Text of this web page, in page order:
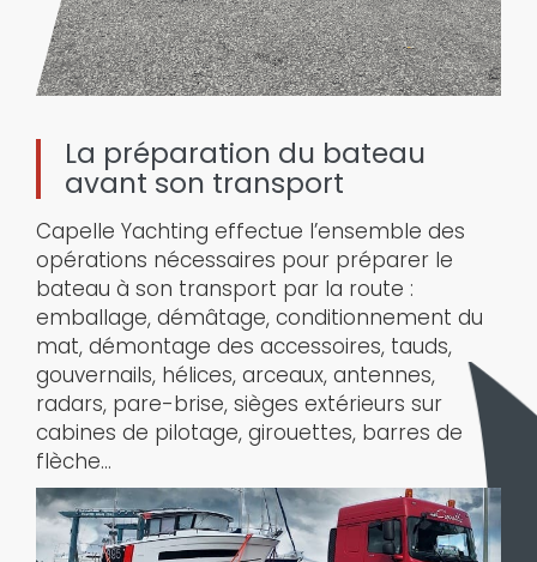
La préparation du bateau
avant son transport
Capelle Yachting effectue l’ensemble des
opérations nécessaires pour préparer le
bateau à son transport par la route :
emballage, démâtage, conditionnement du
mat, démontage des accessoires, tauds,
gouvernails, hélices, arceaux, antennes,
radars, pare-brise, sièges extérieurs sur
cabines de pilotage, girouettes, barres de
flèche…